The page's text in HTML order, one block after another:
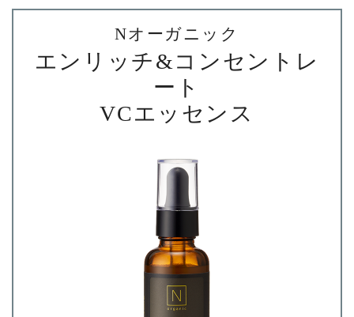
Nオーガニック
エンリッチ&コンセントレ
ート
VCエッセンス